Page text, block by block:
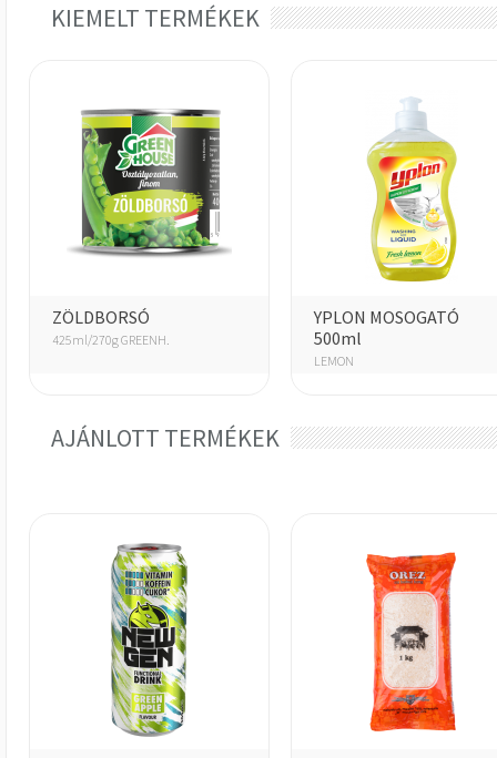
KIEMELT TERMÉKEK
ZÖLDBORSÓ
425ml/270g GREENH.
YPLON MOSOGATÓ
500ml
LEMON
AJÁNLOTT TERMÉKEK